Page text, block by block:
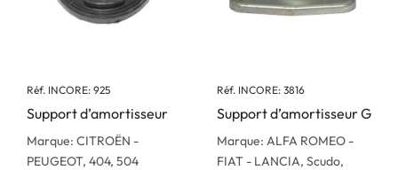
Réf. INCORE: 925
Support d’amortisseur
Marque: CITROËN -
PEUGEOT, 404, 504
Réf. INCORE: 3816
Support d’amortisseur G
Marque: ALFA ROMEO -
FIAT - LANCIA, Scudo,